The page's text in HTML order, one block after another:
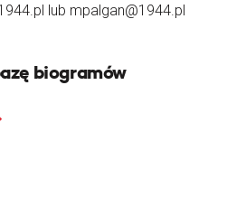
lub mpalgan@1944.pl
biogramów